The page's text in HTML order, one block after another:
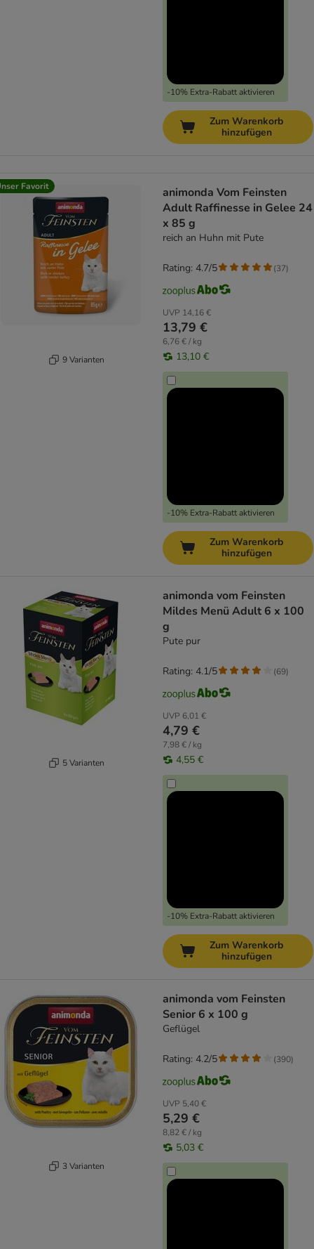
-10% Extra-Rabatt aktivieren
Zum Warenkorb
hinzufügen
Favorit
9 Varianten
animonda Vom Feinsten
Adult Raffinesse in Gelee 24
x 85 g
reich an Huhn mit Pute
UVP 14,16 €
13,79 €
6,76 € / kg
13,10 €
-10% Extra-Rabatt aktivieren
Rating: 4.7/5 (37)
Zum Warenkorb
hinzufügen
5 Varianten
animonda vom Feinsten
Mildes Menü Adult 6 x 100
g
Pute pur
UVP 6,01 €
4,79 €
7,98 € / kg
4,55 €
-10% Extra-Rabatt aktivieren
Rating: 4.1/5 (69)
Zum Warenkorb
hinzufügen
3 Varianten
animonda vom Feinsten
Senior 6 x 100 g
Geflügel
UVP 5,40 €
5,29 €
8,82 € / kg
5,03 €
Rating: 4.2/5 (390)